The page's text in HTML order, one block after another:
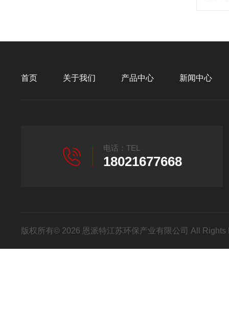
首页 关于我们 产品中心 新闻中心
电话：TEL
18021677668
版权所有© 2026 恩派特江苏环保产业有限公司 All